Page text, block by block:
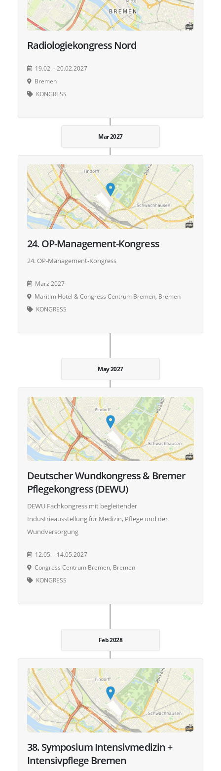
Radiologiekongress Nord
19.02. - 20.02.2027
Bremen
KONGRESS
Mar 2027
24. OP-Management-Kongress
24. OP-Management-Kongress
März 2027
Maritim Hotel & Congress Centrum Bremen, Bremen
KONGRESS
May 2027
Deutscher Wundkongress & Bremer
Pflegekongress (DEWU)
DEWU Fachkongress mit begleitender
Industrieausstellung für Medizin, Pflege und der
Wundversorgung
12.05. - 14.05.2027
Congress Centrum Bremen, Bremen
KONGRESS
Feb 2028
38. Symposium Intensivmedizin +
Intensivpflege Bremen